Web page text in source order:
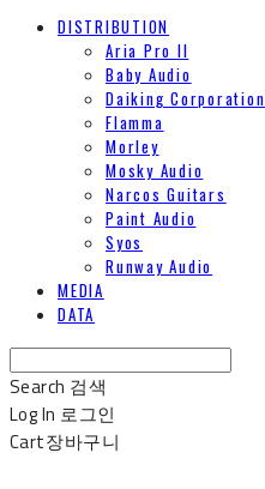
DISTRIBUTION
Aria Pro II
Baby Audio
Daiking Corporation
Flamma
Morley
Mosky Audio
Narcos Guitars
Paint Audio
Syos
Runway Audio
MEDIA
DATA
Search 검색
Log In 로그인
Cart장바구니